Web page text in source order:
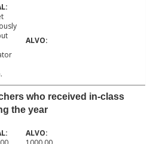
who received in-class
the year